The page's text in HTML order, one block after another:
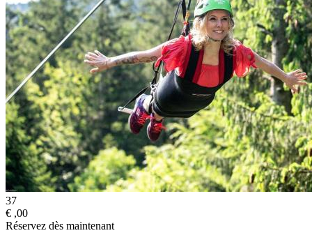
37
€ ,00
Réservez dès maintenant